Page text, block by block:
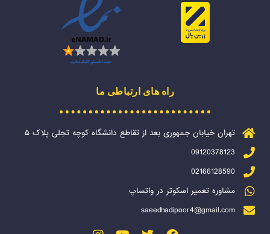
راه های ارتباطی ما
تهران خیابان جمهوری بعد از تقاطع دانشگاه کوچه تجلی پلاک ۵
09120378123
02166128590
مشاوره تعمیر اسکوتر در واتساپ
saeedhadipoor4@gmail.com